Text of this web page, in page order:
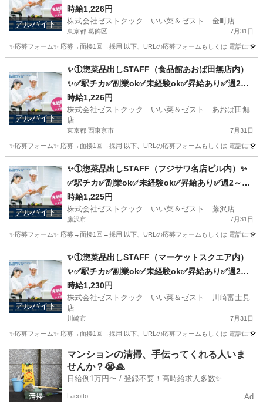
アルバイト
時給1,226円
株式会社ゼストクック いい菜＆ゼスト 金町店
東京都 葛飾区 7月31日
✨応募フォーム✨ 応募→面接1回→採用 以下、URLの応募フォームもしくは 電話にて
キッチン スタッフ
アルバイト
✨①惣菜品出しSTAFF（食品館あおば田無店内）
✨✅駅チカ✅副業ok✅未経験ok✅昇給あり✅週2～
ok✅扶養内ok
時給1,226円
株式会社ゼストクック いい菜＆ゼスト あおば田無
店
東京都 西東京市 7月31日
✨応募フォーム✨ 応募→面接1回→採用 以下、URLの応募フォームもしくは 電話にて
キッチン
アルバイト
✨①惣菜品出しSTAFF（フジサワ名店ビル内）✨
✅駅チカ✅副業ok✅未経験ok✅昇給あり✅週2～ok
✅扶養内ok
時給1,225円
株式会社ゼストクック いい菜＆ゼスト 藤沢店
藤沢市 7月31日
✨応募フォーム✨ 応募→面接1回→採用 以下、URLの応募フォームもしくは 電話にて
キッチン
アルバイト
✨①惣菜品出しSTAFF（マーケットスクエア内）
✨✅駅チカ✅副業ok✅未経験ok✅昇給あり✅週2～
ok✅扶養内ok
時給1,230円
株式会社ゼストクック いい菜＆ゼスト 川崎富士見
店
川崎市 7月31日
✨応募フォーム✨ 応募→面接1回→採用 以下、URLの応募フォームもしくは 電話にて
神奈川 川崎市 キッチン スタッフ
マンションの清掃、手伝ってくれる人いま
せんか？😭🙏
日給例1万円〜 / 登録不要！高時給求人多数✨
Lacotto Ad